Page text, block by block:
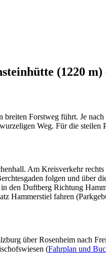
(1220 m)
Forstweg führt. Je
Weg. Für die
Am Kreisverkehr
folgen und
den Duftberg Richtung
Hammerstiel fahren
über Rosenheim nach
(Fahrplan und